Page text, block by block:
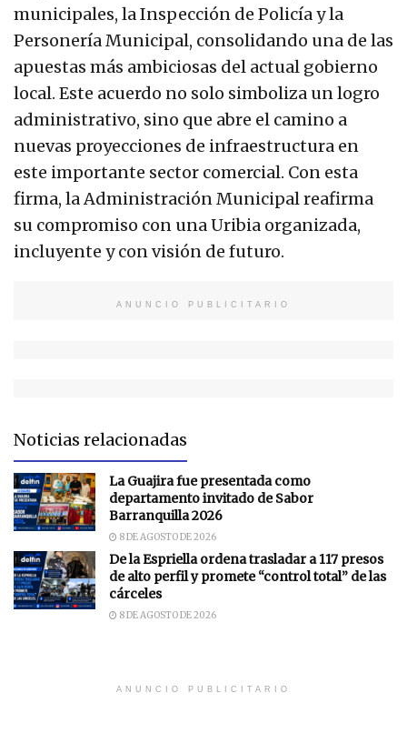
municipales, la Inspección de Policía y la
Personería Municipal, consolidando una de las
apuestas más ambiciosas del actual gobierno
local. Este acuerdo no solo simboliza un logro
administrativo, sino que abre el camino a
nuevas proyecciones de infraestructura en
este importante sector comercial. Con esta
firma, la Administración Municipal reafirma
su compromiso con una Uribia organizada,
incluyente y con visión de futuro.
ANUNCIO PUBLICITARIO
Noticias relacionadas
La Guajira fue presentada como
departamento invitado de Sabor
Barranquilla 2026
8 DE AGOSTO DE 2026
De la Espriella ordena trasladar a 117 presos
de alto perfil y promete “control total” de las
cárceles
8 DE AGOSTO DE 2026
ANUNCIO PUBLICITARIO